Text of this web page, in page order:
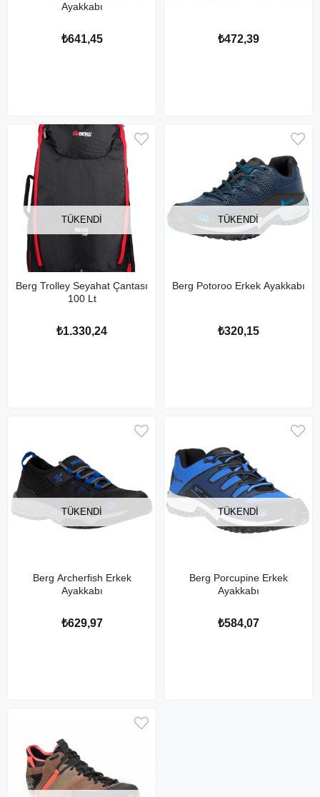
Ayakkabı
₺641,45 ₺472,39
TÜKENDI
Berg Trolley Seyahat Çantası
100 Lt
₺1.330,24
TÜKENDI
Berg Potoroo Erkek Ayakkabı
₺320,15
TÜKENDI
Berg Archerfish Erkek
Ayakkabı
₺629,97
TÜKENDI
Berg Porcupine Erkek
Ayakkabı
₺584,07